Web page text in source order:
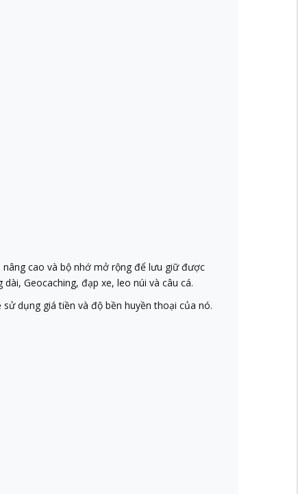
cao và bộ nhớ mở rộng để lưu giữ được
Geocaching, đạp xe, leo núi và câu cá.
dụng giá tiền và độ bền huyền thoại của nó.